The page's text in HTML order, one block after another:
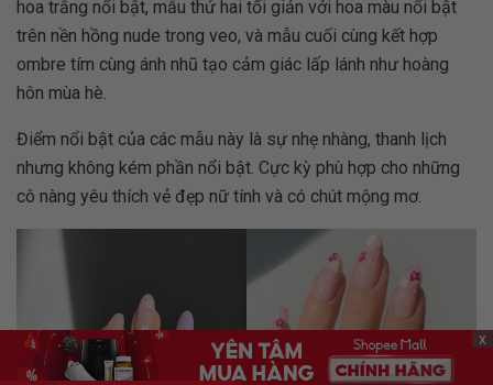
hoa trắng nổi bật, mẫu thứ hai tối giản với hoa màu nổi bật
trên nền hồng nude trong veo, và mẫu cuối cùng kết hợp
ombre tím cùng ánh nhũ tạo cảm giác lấp lánh như hoàng
hôn mùa hè.
Điểm nổi bật của các mẫu này là sự nhẹ nhàng, thanh lịch
nhưng không kém phần nổi bật. Cực kỳ phù hợp cho những
cô nàng yêu thích vẻ đẹp nữ tính và có chút mộng mơ.
x